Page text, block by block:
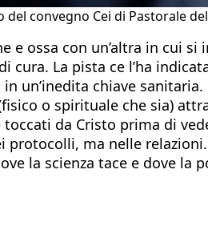
convegno Cei di Pastorale
ossa con un’altra in cui
La pista ce l’ha
un’inedita chiave
o spirituale che sia)
da Cristo prima di
ma nelle
la scienza tace e dove